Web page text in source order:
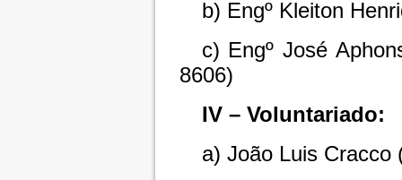
b) Engº Kleiton
c) Engº José
8606)
IV – Voluntariado:
a) João Luis Cracco